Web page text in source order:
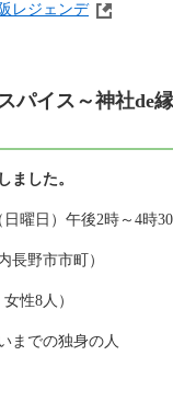
レジェンデ
パイス～神社de
ました。
曜日）午後2時～4時
野市市町）
性8人）
までの独身の人